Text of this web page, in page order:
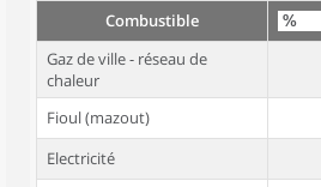
Combustible
Gaz de ville - réseau de
chaleur
Fioul (mazout)
Electricité